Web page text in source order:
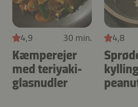
4,9 30 min.
Kæmperejer
med teriyaki-
glasnudler
4,8